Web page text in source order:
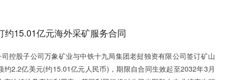
15.01亿元海外采矿服务合同
控股子公司万象矿业与中铁十九局集团老挝独资有限公司签订矿山
约2.2亿美元(约15.01亿元人民币)，期限自合同生效起至2032年3月